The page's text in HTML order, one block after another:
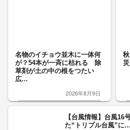
名物のイチョウ並木に一体何
が？54本が一斉に枯れる 除
草剤が土の中の根をつたい
広...
2026年8月9日
【台風情報】台風
た“トリプル台風”に